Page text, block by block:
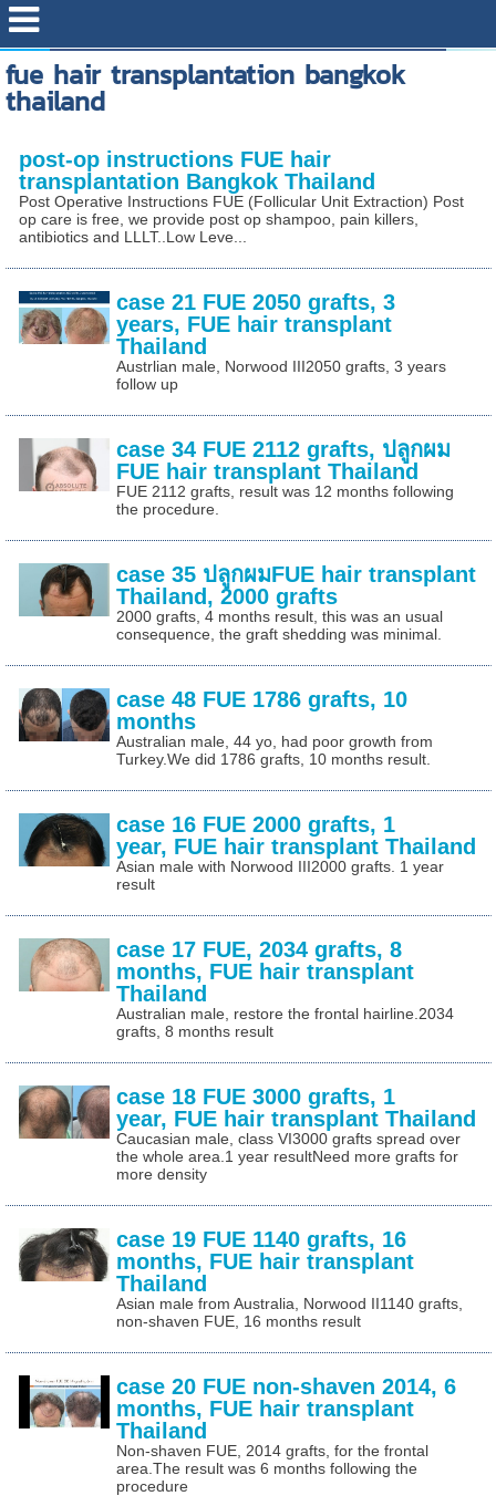
fue hair transplantation bangkok
thailand
post-op instructions FUE hair
transplantation Bangkok Thailand
Post Operative Instructions FUE (Follicular Unit Extraction) Post
op care is free, we provide post op shampoo, pain killers,
antibiotics and LLLT..Low Leve...
case 21 FUE 2050 grafts, 3
years, FUE hair transplant
Thailand
Austrlian male, Norwood III2050 grafts, 3 years
follow up
case 34 FUE 2112 grafts, ปลูกผม
FUE hair transplant Thailand
FUE 2112 grafts, result was 12 months following
the procedure.
case 35 ปลูกผมFUE hair transplant
Thailand, 2000 grafts
2000 grafts, 4 months result, this was an usual
consequence, the graft shedding was minimal.
case 48 FUE 1786 grafts, 10
months
Australian male, 44 yo, had poor growth from
Turkey.We did 1786 grafts, 10 months result.
case 16 FUE 2000 grafts, 1
year, FUE hair transplant Thailand
Asian male with Norwood III2000 grafts. 1 year
result
case 17 FUE, 2034 grafts, 8
months, FUE hair transplant
Thailand
Australian male, restore the frontal hairline.2034
grafts, 8 months result
case 18 FUE 3000 grafts, 1
year, FUE hair transplant Thailand
Caucasian male, class VI3000 grafts spread over
the whole area.1 year resultNeed more grafts for
more density
case 19 FUE 1140 grafts, 16
months, FUE hair transplant
Thailand
Asian male from Australia, Norwood II1140 grafts,
non-shaven FUE, 16 months result
case 20 FUE non-shaven 2014, 6
months, FUE hair transplant
Thailand
Non-shaven FUE, 2014 grafts, for the frontal
area.The result was 6 months following the
procedure